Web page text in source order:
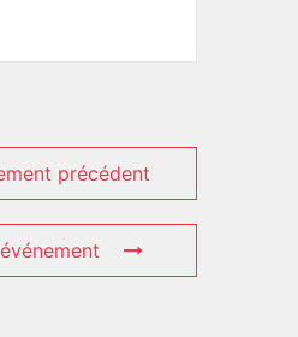
précédent